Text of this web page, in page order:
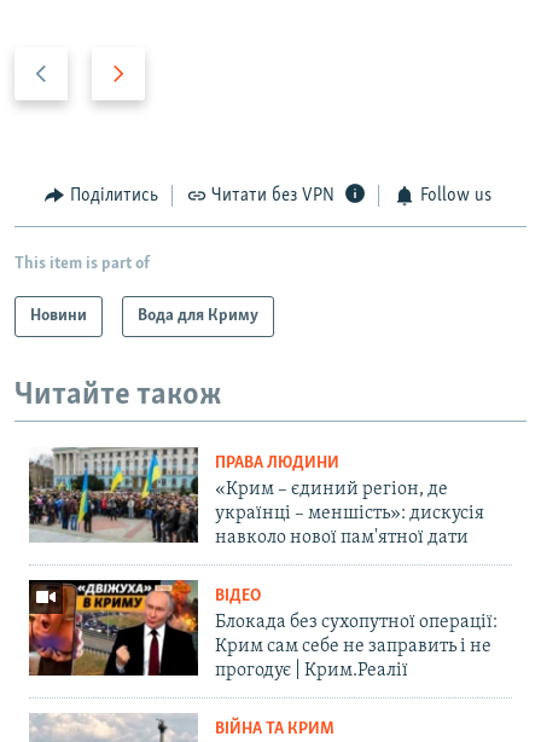
s
s
l
d
e
d
e
Поділитись Читати без VPN Follow us
This item is part of
Новини Вода для Криму
Читайте також
ПРАВА ЛЮДИНИ
«Крим – єдиний регіон, де
українці – меншість»: дискусія
навколо нової пам'ятної дати
ВІДЕО
Блокада без сухопутної операції:
Крим сам себе не заправить і не
прогодує | Крим.Реалії
ВІЙНА ТА КРИМ